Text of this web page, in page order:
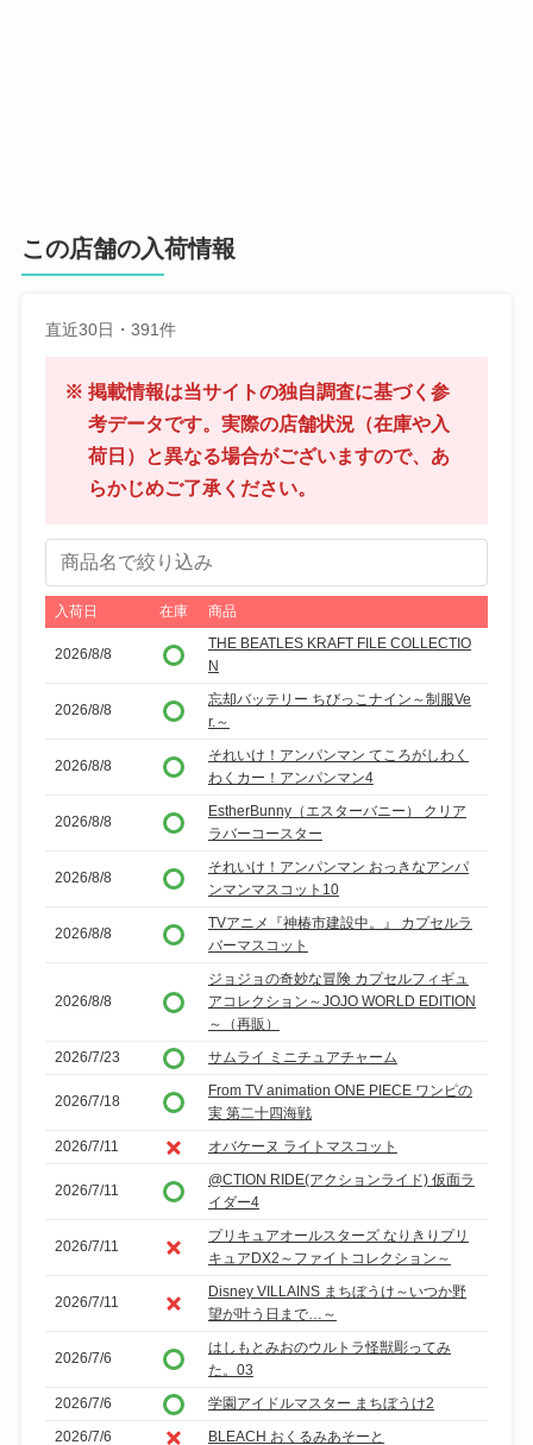
この店舗の入荷情報
直近30日・391件
※ 掲載情報は当サイトの独自調査に基づく参
考データです。実際の店舗状況（在庫や入
荷日）と異なる場合がございますので、あ
らかじめご了承ください。
商
品
名
り
み
入荷日 在庫 商品
2026/8/8
THE BEATLES KRAFT FILE COLLECTIO
N
2026/8/8
忘却バッテリー ちびっこナイン～制服Ve
r.～
2026/8/8
それいけ！アンパンマン てころがしわく
わくカー！アンパンマン4
2026/8/8
EstherBunny（エスターバニー） クリア
ラバーコースター
2026/8/8
それいけ！アンパンマン おっきなアンパ
ンマンマスコット10
2026/8/8
TVアニメ『神椿市建設中。』 カプセルラ
バーマスコット
2026/8/8
ジョジョの奇妙な冒険 カプセルフィギュ
アコレクション～JOJO WORLD EDITION
～（再販）
2026/7/23
サムライ ミニチュアチャーム
2026/7/18
From TV animation ONE PIECE ワンピの
実 第二十四海戦
2026/7/11
オバケーヌ ライトマスコット
2026/7/11
@CTION RIDE(アクションライド) 仮面ラ
イダー4
2026/7/11
プリキュアオールスターズ なりきりプリ
キュアDX2～ファイトコレクション～
2026/7/11
Disney VILLAINS まちぼうけ～いつか野
望が叶う日まで…～
2026/7/6
はしもとみおのウルトラ怪獣彫ってみ
た。03
2026/7/6
学園アイドルマスター まちぼうけ2
2026/7/6
BLEACH おくるみあそーと